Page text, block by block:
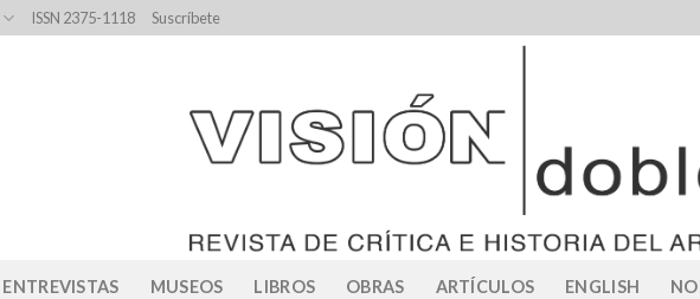
ISSN 2375-1118 Suscríbete
ENTREVISTAS MUSEOS LIBROS OBRAS ARTÍCULOS ENGLISH